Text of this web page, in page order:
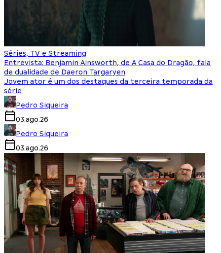
Séries, TV e Streaming
Entrevista: Benjamin Ainsworth, de A Casa do Dragão, fala
de dualidade de Daeron Targaryen
Jovem ator é um dos destaques da terceira temporada da
série
Pedro Siqueira
03.ago.26
Pedro Siqueira
03.ago.26